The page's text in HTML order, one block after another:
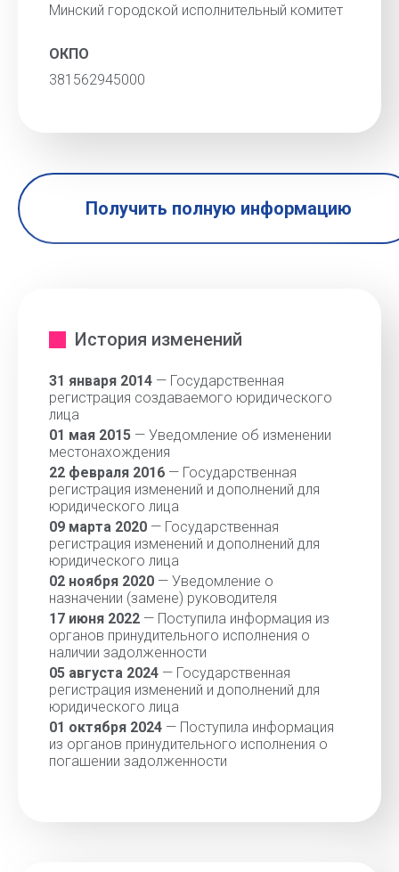
Минский городской исполнительный комитет
ОКПО
381562945000
Получить полную информацию
История изменений
31 января 2014 — Государственная
регистрация создаваемого юридического
лица
01 мая 2015 — Уведомление об изменении
местонахождения
22 февраля 2016 — Государственная
регистрация изменений и дополнений для
юридического лица
09 марта 2020 — Государственная
регистрация изменений и дополнений для
юридического лица
02 ноября 2020 — Уведомление о
назначении (замене) руководителя
17 июня 2022 — Поступила информация из
органов принудительного исполнения о
наличии задолженности
05 августа 2024 — Государственная
регистрация изменений и дополнений для
юридического лица
01 октября 2024 — Поступила информация
из органов принудительного исполнения о
погашении задолженности